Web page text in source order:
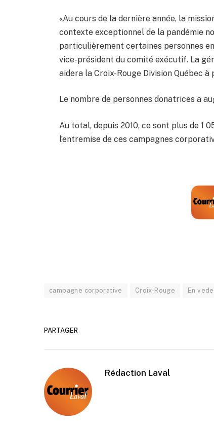
«Au cours de la dernière année, la
contexte exceptionnel de la pandémie
particulièrement certaines personnes
vice-président du comité exécutif. La
aidera la Croix-Rouge Division Québec
Le nombre de personnes donatrices a
Au total, depuis 2010, ce sont plus de 1
l’entremise de ces campagnes
campagne corporative Croix-Rouge En
PARTAGER
Rédaction Laval